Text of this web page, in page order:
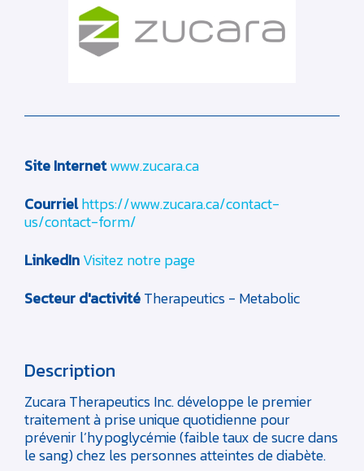
Site Internetwww.zucara.ca
Courrielhttps://www.zucara.ca/contact-
us/contact-form/
LinkedInVisitez notre page
Secteur d'activitéTherapeutics - Metabolic
Description
Zucara Therapeutics Inc. développe le premier
traitement à prise unique quotidienne pour
prévenir l’hypoglycémie (faible taux de sucre dans
le sang) chez les personnes atteintes de diabète.